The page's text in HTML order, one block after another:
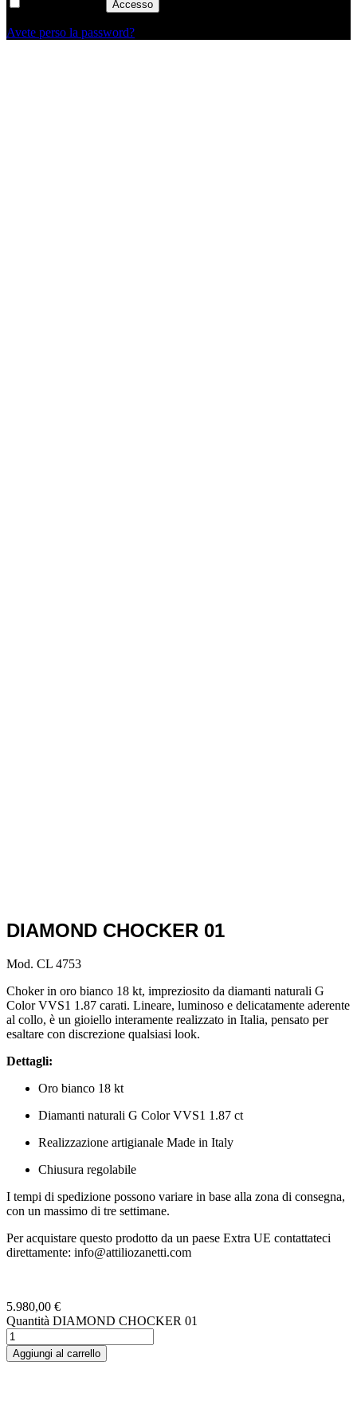
Accesso
Avete perso la password?
DIAMOND CHOCKER 01
Mod. CL 4753
Choker in oro bianco 18 kt, impreziosito da diamanti naturali G
Color VVS1 1.87 carati. Lineare, luminoso e delicatamente aderente
al collo, è un gioiello interamente realizzato in Italia, pensato per
esaltare con discrezione qualsiasi look.
Dettagli:
Oro bianco 18 kt
Diamanti naturali G Color VVS1 1.87 ct
Realizzazione artigianale Made in Italy
Chiusura regolabile
I tempi di spedizione possono variare in base alla zona di consegna,
con un massimo di tre settimane.
Per acquistare questo prodotto da un paese Extra UE contattateci
direttamente: info@attiliozanetti.com
5.980,00 €
Quantità DIAMOND CHOCKER 01
Aggiungi al carrello